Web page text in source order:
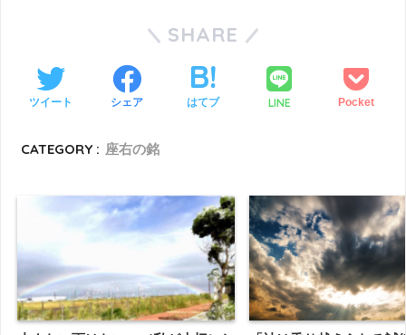
SHARE
ツイート シェア はてブ LINE Pocket
CATEGORY : 座右の銘